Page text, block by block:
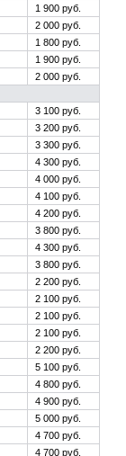
1 900 руб.
2 000 руб.
1 800 руб.
1 900 руб.
2 000 руб.
3 100 руб.
3 200 руб.
3 300 руб.
4 300 руб.
4 000 руб.
4 100 руб.
4 200 руб.
3 800 руб.
4 300 руб.
3 800 руб.
2 200 руб.
2 100 руб.
2 100 руб.
2 100 руб.
2 200 руб.
5 100 руб.
4 800 руб.
4 900 руб.
5 000 руб.
4 700 руб.
4 700 руб.